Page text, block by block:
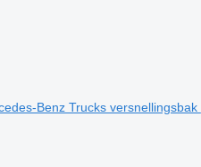
Benz Trucks versnellingsbak